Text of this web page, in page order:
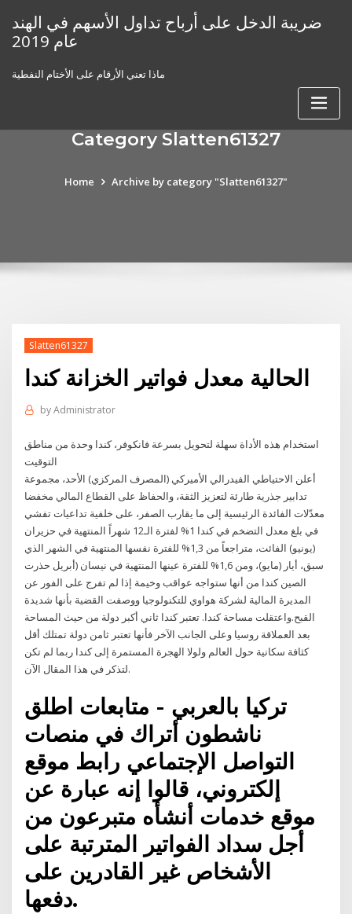
content
ضريبة الدخل على أرباح تداول الأسهم في الهند
عام 2019
ماذا تعني الأرقام على الأختام النفطية
Category Slatten61327
Home Archive by category "Slatten61327"
Slatten61327
الحالية معدل فواتير الخزانة كندا
byAdministrator
استخدام هذه الأداة سهلة لتحويل بسرعة فانكوفر، كندا وحدة من مناطق
التوقيت
أعلن الاحتياطي الفيدرالي الأميركي (المصرف المركزي) الأحد، مجموعة
تدابير جذرية طارئة لتعزيز الثقة، والحفاظ على القطاع المالي مخفضا
معدّلات الفائدة الرئيسية إلى ما يقارب الصفر، على خلفية تداعيات تفشي
في بلغ معدل التضخم في كندا 1% لفترة الـ12 شهراً المنتهية في حزيران
(يونيو) الفائت، متراجعاً من 1,3% للفترة نفسها المنتهية في الشهر الذي
سبق، أيار (مايو)، ومن 1,6% للفترة عينها المنتهية في نيسان (أبريل حذرت
الصين كندا من أنها ستواجه عواقب وخيمة إذا لم تفرج على الفور عن
المديرة المالية لشركة هواوي للتكنولوجيا ووصفت القضية بأنها شديدة
القبح.واعتقلت مساحة كندا. تعتبر كندا ثاني أكبر دولة من حيث المساحة
بعد العملاقة روسيا وعلى الجانب الآخر فأنها تعتبر ثامن دولة تمتلك أقل
كثافة سكانية حول العالم ولولا الهجرة المستمرة إلى كندا ربما لم تكن
لتذكر في هذا المقال الآن.
تركيا بالعربي - متابعات اطلق
ناشطون أتراك في منصات
التواصل الإجتماعي رابط موقع
إلكتروني، قالوا إنه عبارة عن
موقع خدمات أنشأه متبرعون من
أجل سداد الفواتير المترتبة على
الأشخاص غير القادرين على
دفعها.